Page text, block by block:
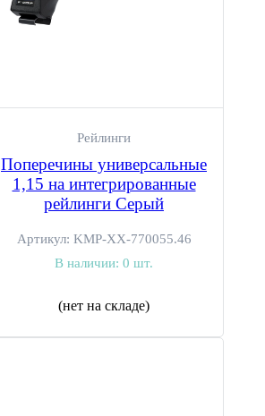
Рейлинги
Поперечины универсальные
1,15 на интегрированные
рейлинги Серый
Артикул: KMP-ХХ-770055.46
В наличии: 0 шт.
(нет на складе)